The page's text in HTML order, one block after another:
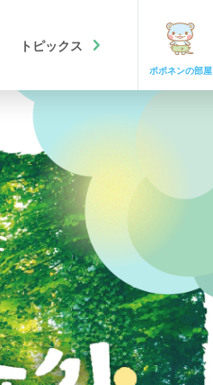
トピックス chevron_right
ポポネンの部屋